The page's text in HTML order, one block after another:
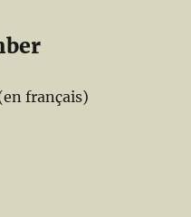
français)